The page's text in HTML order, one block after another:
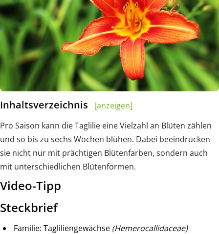
Inhaltsverzeichnis
[anzeigen]
Pro Saison kann die Taglilie eine Vielzahl an Blüten zählen
und so bis zu sechs Wochen blühen. Dabei beeindrucken
sie nicht nur mit prächtigen Blütenfarben, sondern auch
mit unterschiedlichen Blütenformen.
Video-Tipp
Steckbrief
Familie: Tagliliengewächse (Hemerocallidaceae)